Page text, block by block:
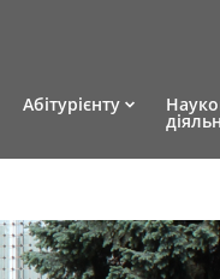
Абітурієнту